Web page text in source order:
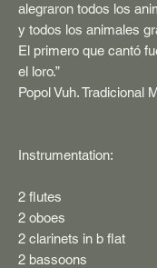
alegraron todos los
y todos los animales
El primero que cantó
el loro.”
Popol Vuh. Tradicional
Instrumentation:
2 flutes
2 oboes
2 clarinets in b flat
2 bassoons